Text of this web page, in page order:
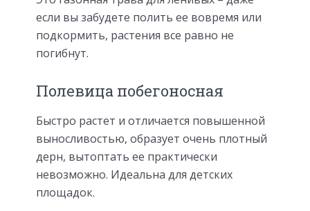
если вы забудете полить ее вовремя или
подкормить, растения все равно не
погибнут.
Полевица побегоносная
Быстро растет и отличается повышенной
выносливостью, образует очень плотный
дерн, вытоптать ее практически
невозможно. Идеальна для детских
площадок.